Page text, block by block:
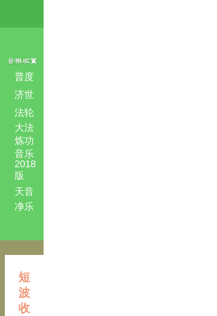
普度
济世
法轮
大法
炼功
音乐
2018
版
天音
净乐
短
波
收